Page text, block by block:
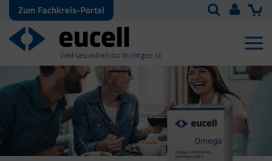
Zum Fachkreis-Portal